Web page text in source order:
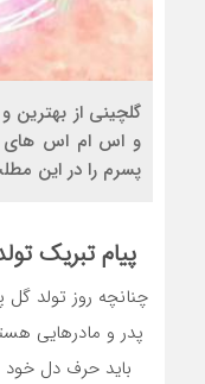
گلچینی از بهترین
و اس ام اس های
پسرم را در این
پیام تبریک
چنانچه روز تولد
پدر و مادرهایی
باید حرف دل خود